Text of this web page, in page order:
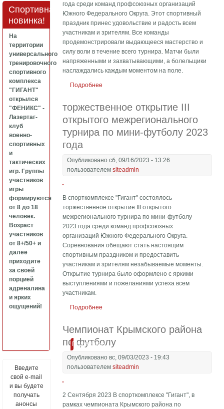
года среди команд профсоюзных организаций
Южного Федерального Округа. Этот спортивный
праздник принес удовольствие и радость всем
участникам и зрителям. Все команды
продемонстрировали выдающееся мастерство и
силу воли в течение всего турнира. Матчи были
напряженными и захватывающими, а болельщики
наслаждались каждым моментом на поле.
Подробнее
торжественное открытие III
открытого межрегионального
турнира по мини-футболу 2023
года
Опубликовано сб, 09/16/2023 - 13:26
пользователемsiteadmin
В спорткомплексе "Гигант" состоялось
торжественное открытие III открытого
межрегионального турнира по мини-футболу
2023 года среди команд профсоюзных
организаций Южного Федерального Округа.
Соревнования обещают стать настоящим
спортивным праздником и предоставить
участникам и зрителям незабываемые моменты.
Открытие турнира было оформлено с яркими
выступлениями и пожеланиями успеха всем
участникам.
Подробнее
футболу 2023 года
Чемпионат Крымского района
по футболу
Опубликовано вс, 09/03/2023 - 19:43
пользователемsiteadmin
2 Cентября 2023 В спорткомплексе "Гигант", в
рамках чемпионата Крымского района по
Спортивная
новинка!
На
территории
универсального
тренировочного
спортивного
комплекса
"ГИГАНТ"
открылся
"ФЕНИКС" -
Лазертаг-
клуб
военно-
спортивных
и
тактических
игр. Группы
участников
игры
формируются
от 8 до 18
человек.
Возраст
участников
от 8+/50+ и
далее
приходите
за своей
порцией
адреналина
и ярких
ощущений!
Подробнее
Введите
свой e-mail
и вы будете
получать
анонсы